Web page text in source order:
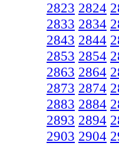
2823 2824
2833 2834
2843 2844
2853 2854
2863 2864
2873 2874
2883 2884
2893 2894
2903 2904